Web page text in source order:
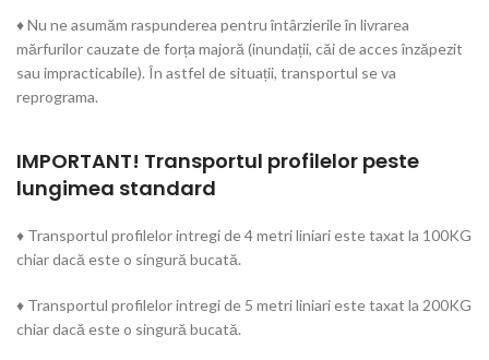
♦ Nu ne asumăm raspunderea pentru întârzierile în livrarea
mărfurilor cauzate de forța majoră (inundații, căi de acces înzăpezit
sau impracticabile). În astfel de situații, transportul se va
reprograma.
IMPORTANT! Transportul profilelor peste
lungimea standard
♦ Transportul profilelor intregi de 4 metri liniari este taxat la 100KG
chiar dacă este o singură bucată.
♦ Transportul profilelor intregi de 5 metri liniari este taxat la 200KG
chiar dacă este o singură bucată.